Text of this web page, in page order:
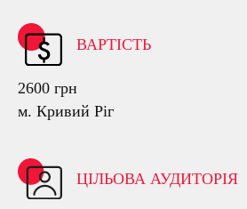
ВАРТІСТЬ
2600 грн
м. Кривий Ріг
ЦІЛЬОВА АУДИТОРІЯ